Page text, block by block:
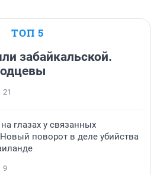
ТОП 5
забайкальской.
21
глазах у связанных
Новый поворот в деле убийства
9